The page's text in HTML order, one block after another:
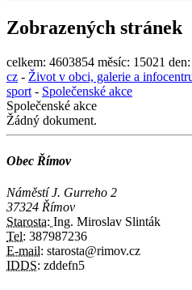
Zobrazených stránek
celkem: 4603854 měsíc: 15021 den:
cz - Život v obci, galerie a
sport - Společenské akce
Společenské akce
Žádný dokument.
Obec Římov
Náměstí J. Gurreho 2
37324 Římov
Starosta: Ing. Miroslav Slinták
Tel: 387987236
E-mail: starosta@rimov.cz
IDDS: zddefn5